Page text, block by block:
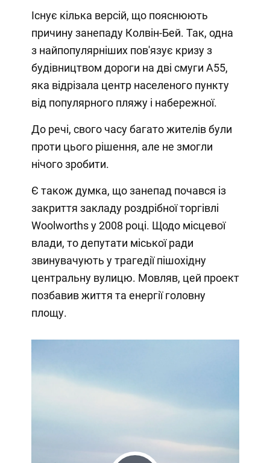
Існує кілька версій, що пояснюють
причину занепаду Колвін-Бей. Так, одна
з найпопулярніших пов'язує кризу з
будівництвом дороги на дві смуги А55,
яка відрізала центр населеного пункту
від популярного пляжу і набережної.
До речі, свого часу багато жителів були
проти цього рішення, але не змогли
нічого зробити.
Є також думка, що занепад почався із
закриття закладу роздрібної торгівлі
Woolworths у 2008 році. Щодо місцевої
влади, то депутати міської ради
звинувачують у трагедії пішохідну
центральну вулицю. Мовляв, цей проект
позбавив життя та енергії головну
площу.